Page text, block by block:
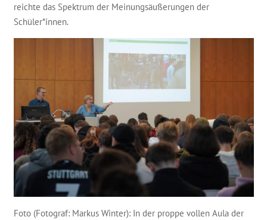
reichte das Spektrum der Meinungsäußerungen der
Schüler*innen.
Foto (Fotograf: Markus Winter): In der proppe vollen Aula der